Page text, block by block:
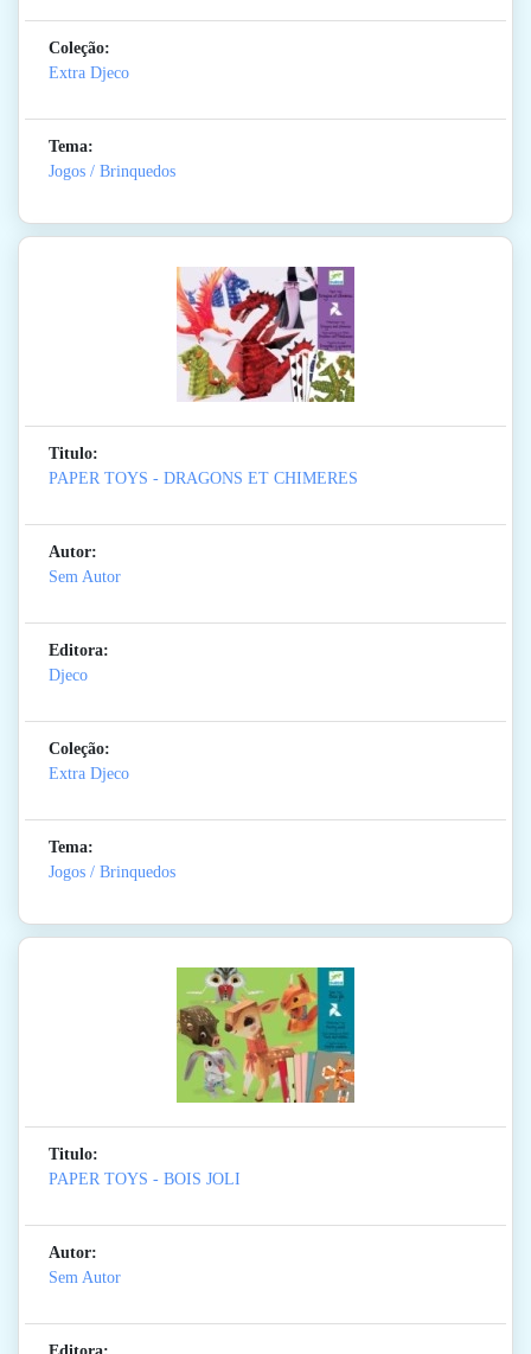
Coleção:
Extra Djeco
Tema:
Jogos / Brinquedos
Titulo:
PAPER TOYS - DRAGONS ET CHIMERES
Autor:
Sem Autor
Editora:
Djeco
Coleção:
Extra Djeco
Tema:
Jogos / Brinquedos
Titulo:
PAPER TOYS - BOIS JOLI
Autor:
Sem Autor